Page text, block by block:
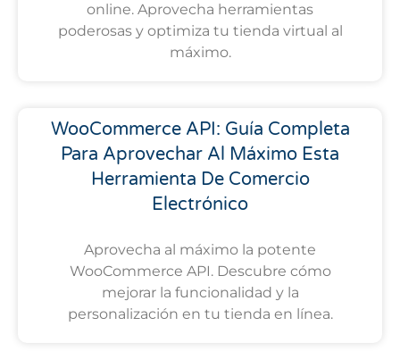
online. Aprovecha herramientas
poderosas y optimiza tu tienda virtual al
máximo.
WooCommerce API: Guía Completa
Para Aprovechar Al Máximo Esta
Herramienta De Comercio
Electrónico
Aprovecha al máximo la potente
WooCommerce API. Descubre cómo
mejorar la funcionalidad y la
personalización en tu tienda en línea.